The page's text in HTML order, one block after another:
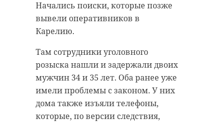
Начались поиски, которые позже
вывели оперативников в
Карелию.
Там сотрудники уголовного
розыска нашли и задержали двоих
мужчин 34 и 35 лет. Оба ранее уже
имели проблемы с законом. У них
дома также изъяли телефоны,
которые, по версии следствия,